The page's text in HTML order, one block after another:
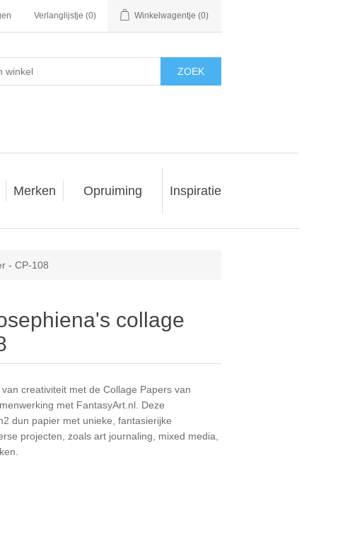
Verlanglijstje (0) Winkelwagentje (0)
ZOEK
Merken Opruiming Inspiratie
- CP-108
collage
creativiteit met de Collage Papers van
met FantasyArt.nl. Deze
dun papier met unieke, fantasierijke
projecten, zoals art journaling, mixed media,